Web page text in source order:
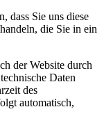
dass Sie uns diese
die Sie in ein
der Website durch
Daten
des
automatisch,